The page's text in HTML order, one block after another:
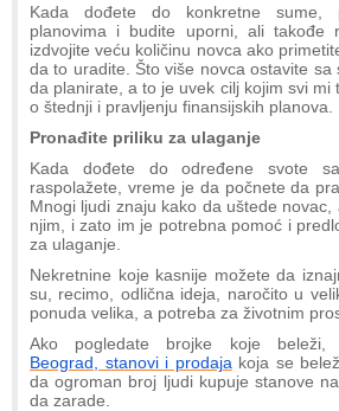
Kada dođete do konkretne sume,
planovima i budite uporni, ali takođe
izdvojite veću količinu novca ako
da to uradite. Što više novca ostavite sa
da planirate, a to je uvek cilj kojim svi mi
o štednji i pravljenju finansijskih planova.
Pronađite priliku za ulaganje
Kada dođete do određene svote
raspolažete, vreme je da počnete da
Mnogi ljudi znaju kako da uštede
njim, i zato im je potrebna pomoć i
za ulaganje.
Nekretnine koje kasnije možete da
su, recimo, odlična ideja, naročito u
ponuda velika, a potreba za životnim
Ako pogledate brojke koje beleži,
Beograd, stanovi i prodaja koja se
da ogroman broj ljudi kupuje stanove
da zarade.